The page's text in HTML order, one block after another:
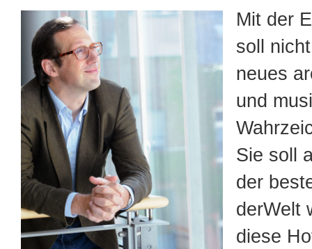
Mit der
soll
neues
und
Sie soll
der
derWelt
diese